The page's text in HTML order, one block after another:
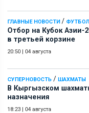
ГЛАВНЫЕ НОВОСТИ / ФУТБОЛ
Отбор на Кубок Азии-
в третьей корзине
20:50 | 04 августа
СУПЕРНОВОСТЬ / ШАХМАТЫ
В Кыргызском
назначения
18:23 | 04 августа